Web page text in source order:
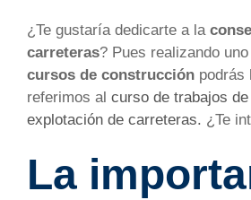
¿Te gustaría dedicarte a la
carreteras? Pues realizando
cursos de construcción podrás
referimos al curso de trabajos
explotación de carreteras. ¿Te
La